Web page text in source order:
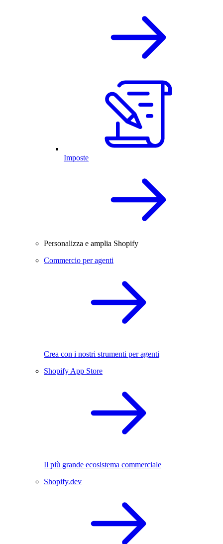
Imposte
Personalizza e amplia Shopify
Commercio per agenti
Crea con i nostri strumenti per agenti
Shopify App Store
Il più grande ecosistema commerciale
Shopify.dev